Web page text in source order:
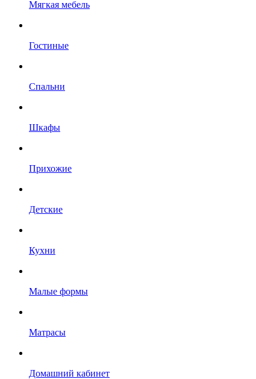
Мягкая мебель
Гостиные
Спальни
Шкафы
Прихожие
Детские
Кухни
Малые формы
Матрасы
Домашний кабинет